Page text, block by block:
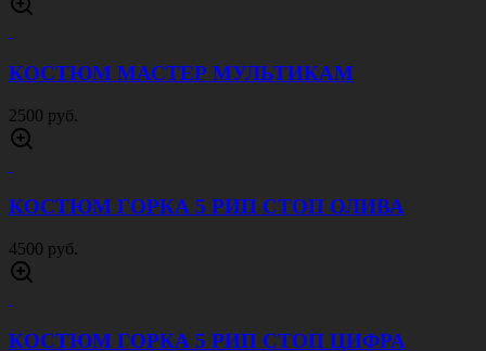
2000 руб.
БЕРЦЫ УТКА СПОРТ ЧЕРНЫЕ
3000 руб.
КЕПКА ГЕРБ РФ ЗЕЛЕНЫЙ КМФ
400 руб.